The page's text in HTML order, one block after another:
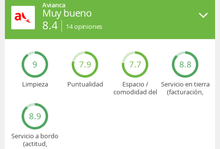
Avianca
Muy bueno
8.4 14opiniones
9
Limpieza
7.9
Puntualidad
7.7
Espacio /
comodidad del
8.8
Servicio en tierra
(facturación,
8.9
Servicio a bordo
(actitud,